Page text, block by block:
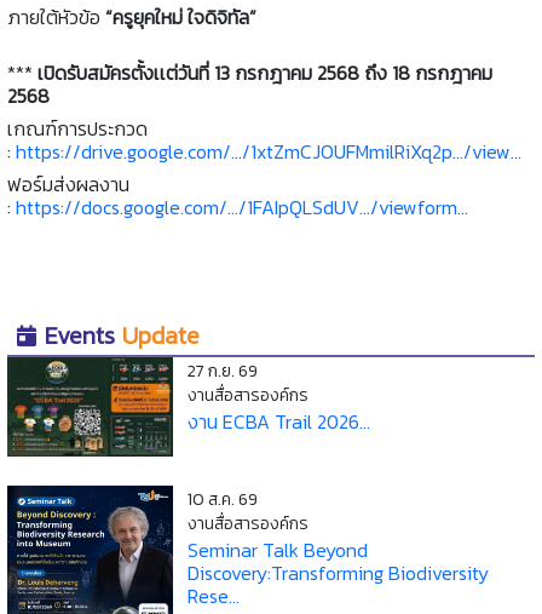
ภายใต้หัวข้อ “ครูยุคใหม่ ใจดิจิทัล”
*** เปิดรับสมัครตั้งเเต่วันที่ 13 กรกฎาคม 2568 ถึง 18 กรกฎาคม
2568
เกณฑ์การประกวด
: https://drive.google.com/.../1xtZmCJOUFMmilRiXq2p.../view...
ฟอร์มส่งผลงาน
: https://docs.google.com/.../1FAIpQLSdUV.../viewform...
Events Update
27 ก.ย. 69
งานสื่อสารองค์กร
งาน ECBA Trail 2026...
10 ส.ค. 69
งานสื่อสารองค์กร
Seminar Talk Beyond
Discovery:Transforming Biodiversity
Rese...